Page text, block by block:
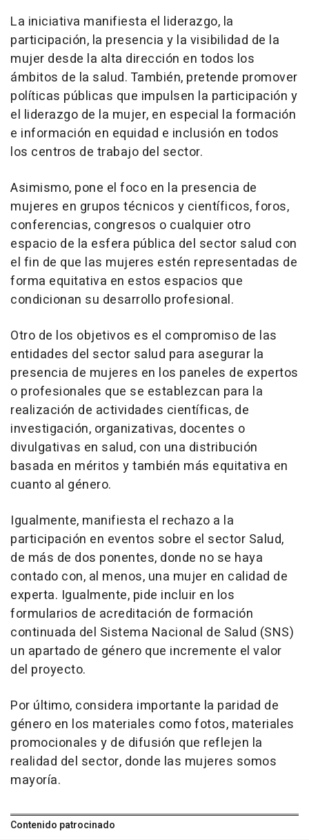
La iniciativa manifiesta el liderazgo, la
participación, la presencia y la visibilidad de la
mujer desde la alta dirección en todos los
ámbitos de la salud. También, pretende promover
políticas públicas que impulsen la participación y
el liderazgo de la mujer, en especial la formación
e información en equidad e inclusión en todos
los centros de trabajo del sector.
Asimismo, pone el foco en la presencia de
mujeres en grupos técnicos y científicos, foros,
conferencias, congresos o cualquier otro
espacio de la esfera pública del sector salud con
el fin de que las mujeres estén representadas de
forma equitativa en estos espacios que
condicionan su desarrollo profesional.
Otro de los objetivos es el compromiso de las
entidades del sector salud para asegurar la
presencia de mujeres en los paneles de expertos
o profesionales que se establezcan para la
realización de actividades científicas, de
investigación, organizativas, docentes o
divulgativas en salud, con una distribución
basada en méritos y también más equitativa en
cuanto al género.
Igualmente, manifiesta el rechazo a la
participación en eventos sobre el sector Salud,
de más de dos ponentes, donde no se haya
contado con, al menos, una mujer en calidad de
experta. Igualmente, pide incluir en los
formularios de acreditación de formación
continuada del Sistema Nacional de Salud (SNS)
un apartado de género que incremente el valor
del proyecto.
Por último, considera importante la paridad de
género en los materiales como fotos, materiales
promocionales y de difusión que reflejen la
realidad del sector, donde las mujeres somos
mayoría.
Contenido patrocinado